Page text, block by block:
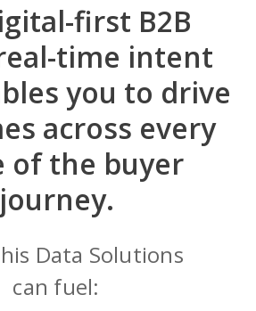
first B2B
time intent
you to drive
across every
of the buyer
journey.
Data Solutions
can fuel: